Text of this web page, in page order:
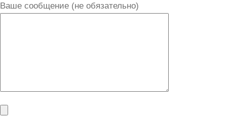
Ваше сообщение (не обязательно)